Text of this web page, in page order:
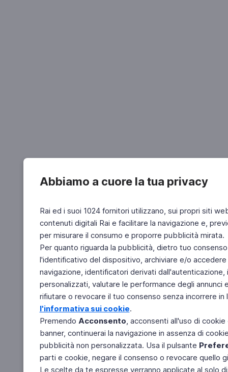
Abbiamo a cuore la tua privacy
Rai ed i suoi 1024 fornitori utilizzano, sui propri siti
contenuti digitali Rai e facilitare la navigazione e,
per misurare il consumo e proporre pubblicità mirata.
Per quanto riguarda la pubblicità, dietro tuo
l'identificativo del dispositivo, archiviare e/o
navigazione, identificatori derivati
personalizzati, valutare le performance degli
rifiutare o revocare il tuo consenso senza incorrere
l'informativa sui cookie.
Premendo Acconsento, acconsenti all'uso di
banner, continuerai la navigazione in assenza di
pubblicità non personalizzata. Usa il pulsante
parti e cookie, negare il consenso o revocare quello
Le scelte da te espresse verranno applicate al solo